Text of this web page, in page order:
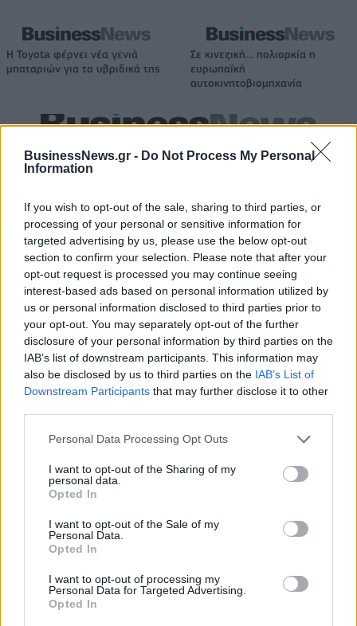
BusinessNews.gr - Do Not Process My Personal
Information
If you wish to opt-out of the sale, sharing to third parties, or
processing of your personal or sensitive information for
targeted advertising by us, please use the below opt-out
section to confirm your selection. Please note that after your
opt-out request is processed you may continue seeing
interest-based ads based on personal information utilized by
us or personal information disclosed to third parties prior to
your opt-out. You may separately opt-out of the further
disclosure of your personal information by third parties on the
IAB’s list of downstream participants. This information may
also be disclosed by us to third parties on the IAB’s List of
Downstream Participants that may further disclose it to other
Personal Data Processing Opt Outs
I want to opt-out of the Sharing of my
personal data.
Opted In
I want to opt-out of the Sale of my
Personal Data.
Opted In
I want to opt-out of processing my
Personal Data for Targeted Advertising.
Opted In
Η Toyota φέρνει νέα γενιά
μπαταριών για τα υβριδικά της
Σε κινεζική… πολιορκία η
ευρωπαϊκή
αυτοκινητοβιομηχανία
Νέο Audi A2 e-tron με στόχο την κορυφή της αποδοτικότητας
Ο Ένες Καντέρ θέλει να
δηλώσει συμμετοχή στο ντραφτ
του WNBA!
Γιαννακόπουλος: «Όταν σου
ρίχνουν μια πέτρα, τους
καταστρέφεις» (vid)
ΕΛΣΤΑΤ: Στο 3,4% υποχώρησε ο πληθωρισμός τον Ιούλιο
Χρηματοδότηση 8 εκατ. ευρώ
σε 843 μέσα ενημέρωσης-
πρόγραμμα ενίσχυσης του
Metlen: Ρεκόρ EBITDA στο α'
εξάμηνο, στα 550 εκατ. ευρώ –
Η Chery επενδύει 75 εκατ. δολάρια στην KG Mobility
Το FIAT 500 Hybrid τώρα από
συνεργασίας τους μέχρι το
2028